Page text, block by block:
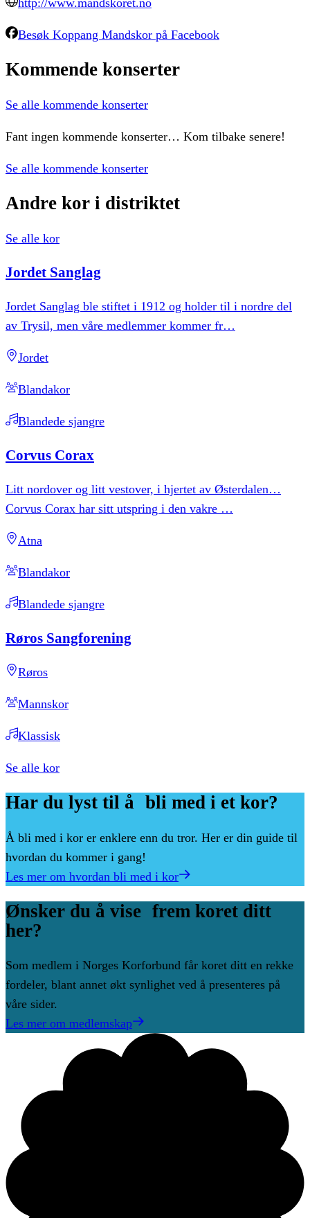
Besøk Koppang Mandskor på Facebook
Kommende konserter
Se alle kommende konserter
Fant ingen kommende konserter… Kom tilbake senere!
Se alle kommende konserter
Andre kor i distriktet
Se alle kor
Jordet Sanglag
Jordet Sanglag ble stiftet i 1912 og holder til i nordre del
av Trysil, men våre medlemmer kommer fr…
Jordet
Blandakor
Blandede sjangre
Corvus Corax
Litt nordover og litt vestover, i hjertet av Østerdalen…
Corvus Corax har sitt utspring i den vakre …
Atna
Blandakor
Blandede sjangre
Røros Sangforening
Røros
Mannskor
Klassisk
Se alle kor
Har du lyst til å bli med i et kor?
Å bli med i kor er enklere enn du tror. Her er din guide til
hvordan du kommer i gang!
Les mer om hvordan bli med i kor
Ønsker du å vise frem koret ditt
her?
Som medlem i Norges Korforbund får koret ditt en rekke
fordeler, blant annet økt synlighet ved å presenteres på
våre sider.
Les mer om medlemskap